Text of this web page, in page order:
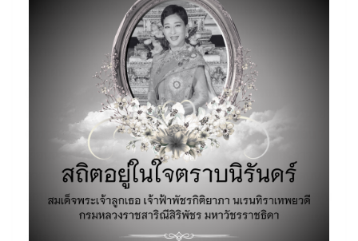
เขียน: ไอแซค อาซิมอฟ ผู้แปล: กลุ่มออบิทและ ‘ภาพรรณ
บรรณาธิการ: วศิน เพิ่มทรัพย์, ศุภพงษ์ อารีประเสิรฐกุล
ขนาด: 15×21 ซม. จำนวนหน้า: 304 หน้า ระดับความยาก
ง่าย: ผู้อ่านทั่วไป ผู้จัดจำหน่าย: บริษัท ซีเอ็ดยูเคชั่น จำกัด
(มหาชน) สารบัญ 1 เข้าพบผู้บัญชาการ 2 หนึ่งรอบบน
ทางด่วนพิเศษ 3 เหตุร้ายที่ร้านขายรองเท้า 4 ครอบครัวนาย
ตำรวจ 5 วิเคราะห์คดีฆาตกรรม 6 เสียงกระซิบในห้องนอน 7
เยือนอวกาศนคร 8 ถกปัญหาหุ่นยนต์ 9 ถ้อยแถลงของชาว
อวกาศ 10 บ่ายวันหนึ่งในชีวิตนายตำรวจ 11 เล่นเอาเถิดบน
แถบเลื่อน 12 คำอธิบายจากผู้เชี่ยวชาญ 13 ยกนี้เป็นทีของหุ่น
14 นามนั้นสำคัญนัก 15 จักกุมผู้ก่อการ 16 ปัญหาเรื่องสาเหตุ